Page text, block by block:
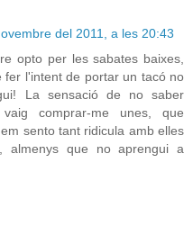
del 2011, a les 20:43
opto per les sabates baixes,
fer l'intent de portar un tacó no
La sensació de no saber
comprar-me unes, que
sento tant ridicula amb elles
que no aprengui a